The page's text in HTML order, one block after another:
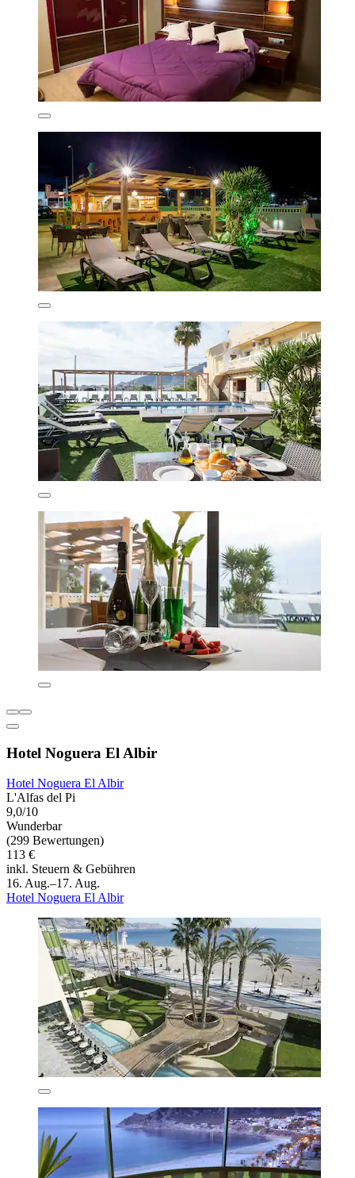
Hotel Noguera El Albir
Hotel Noguera El Albir
L'Alfas del Pi
9,0/10
Wunderbar
(299 Bewertungen)
113 €
inkl. Steuern & Gebühren
16. Aug.–17. Aug.
Hotel Noguera El Albir